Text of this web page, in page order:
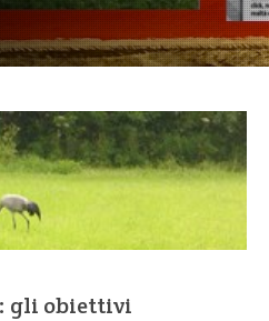
gli obiettivi